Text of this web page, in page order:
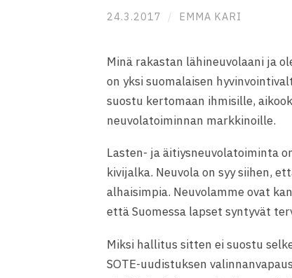
24.3.2017 / EMMA KARI
Minä rakastan lähineuvolaani ja
on yksi suomalaisen
suostu kertomaan ihmisille,
neuvolatoiminnan markkinoille.
Lasten- ja äitiysneuvolatoiminta
kivijalka. Neuvola on syy siihen,
alhaisimpia. Neuvolamme ovat kan
että Suomessa lapset syntyvät
Miksi hallitus sitten ei suostu
SOTE-uudistuksen